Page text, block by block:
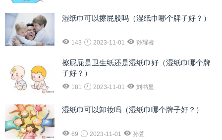
湿纸巾可以擦屁股吗（湿纸巾哪个牌子好？）
143 2023-11-01 孙耀睿
擦屁屁是卫生纸还是湿纸巾好（湿纸巾哪个牌
子好？）
181 2023-11-01 刘书显
湿纸巾可以卸妆吗（湿纸巾哪个牌子好？）
69 2023-11-01 孙萱